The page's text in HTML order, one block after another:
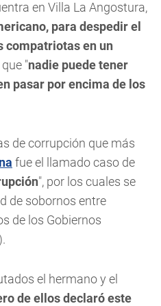
en Villa La Angostura,
para despedir el
compatriotas en un
que "nadie puede tener
pasar por encima de los
de corrupción que más
fue el llamado caso de
", por los cuales se
de sobornos entre
de los Gobiernos
el hermano y el
de ellos declaró este